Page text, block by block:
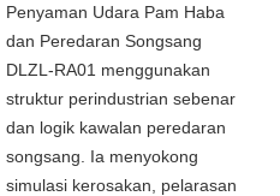
Penyaman Udara Pam Haba
dan Peredaran Songsang
DLZL-RA01 menggunakan
struktur perindustrian sebenar
dan logik kawalan peredaran
songsang. Ia menyokong
simulasi kerosakan, pelarasan